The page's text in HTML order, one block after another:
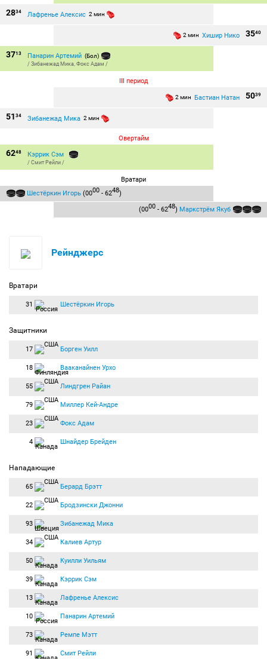
2834 Лафренье Алексис 2 мин
3540
2 мин Хишир Нико
3713 Панарин Артемий (Бол)
/ Зибанежад Мика, Фокс Адам /
III период
5039
2 мин Бастиан Натан
51 34 Зибанежад Мика 2 мин
Овертайм
6248 Кэррик Сэм
/ Смит Рейли /
Вратари
Шестёркин Игорь (0000 - 6248)
(0000 - 6248) Маркстрём Якуб
Рейнджерс
Вратари
31 Шестёркин Игорь
Защитники
17 Борген Уилл
18 Вааканайнен Урхо
55 Линдгрен Райан
79 Миллер Кей-Андре
23 Фокс Адам
4 Шнайдер Брейден
Нападающие
65 Берард Брэтт
22 Бродзински Джонни
93 Зибанежад Мика
34 Калиев Артур
50 Куилли Уильям
39 Кэррик Сэм
13 Лафренье Алексис
10 Панарин Артемий
73 Ремпе Мэтт
91 Смит Рейли